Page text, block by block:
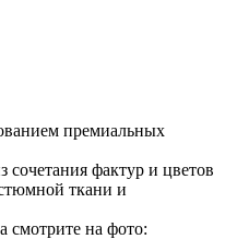
премиальных
фактур и цветов
ткани и
смотрите на фото: